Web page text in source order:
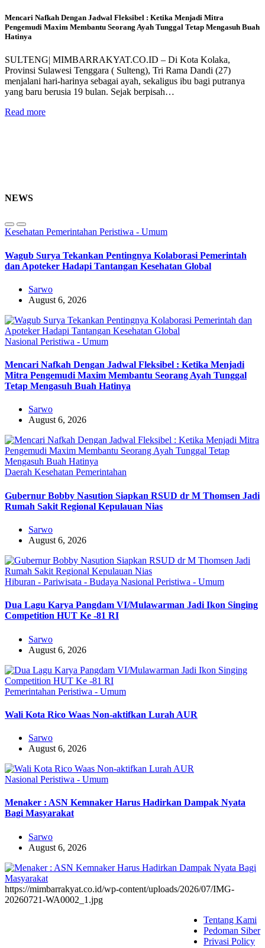
Mencari Nafkah Dengan Jadwal Fleksibel : Ketika Menjadi Mitra
Pengemudi Maxim Membantu Seorang Ayah Tunggal Tetap Mengasuh Buah
Hatinya
SULTENG| MIMBARRAKYAT.CO.ID – Di Kota Kolaka,
Provinsi Sulawesi Tenggara ( Sulteng), Tri Rama Dandi (27)
menjalani hari-harinya sebagai ayah, sekaligus ibu bagi putranya
yang baru berusia 19 bulan. Sejak berpisah…
Read more
NEWS
Kesehatan Pemerintahan Peristiwa - Umum
Wagub Surya Tekankan Pentingnya Kolaborasi Pemerintah
dan Apoteker Hadapi Tantangan Kesehatan Global
Sarwo
August 6, 2026
Nasional Peristiwa - Umum
Mencari Nafkah Dengan Jadwal Fleksibel : Ketika Menjadi
Mitra Pengemudi Maxim Membantu Seorang Ayah Tunggal
Tetap Mengasuh Buah Hatinya
Sarwo
August 6, 2026
Daerah Kesehatan Pemerintahan
Gubernur Bobby Nasution Siapkan RSUD dr M Thomsen Jadi
Rumah Sakit Regional Kepulauan Nias
Sarwo
August 6, 2026
Hiburan - Pariwisata - Budaya Nasional Peristiwa - Umum
Dua Lagu Karya Pangdam VI/Mulawarman Jadi Ikon Singing
Competition HUT Ke -81 RI
Sarwo
August 6, 2026
Pemerintahan Peristiwa - Umum
Wali Kota Rico Waas Non-aktifkan Lurah AUR
Sarwo
August 6, 2026
Nasional Peristiwa - Umum
Menaker : ASN Kemnaker Harus Hadirkan Dampak Nyata
Bagi Masyarakat
Sarwo
August 6, 2026
https://mimbarrakyat.co.id/wp-content/uploads/2026/07/IMG-
20260721-WA0002_1.jpg
Tentang Kami
Pedoman Siber
Privasi Policy